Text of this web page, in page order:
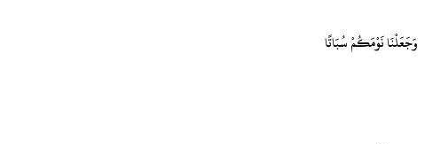
وَجَعَلْنَا نَوْمَكُمْ سُبَاتًا